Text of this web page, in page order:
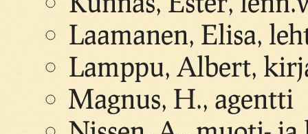
Laamanen, Elisa,
Lamppu, Albert,
Magnus, H., agentti